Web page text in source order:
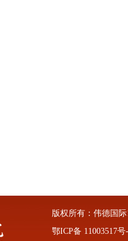
版权所有：伟德国
鄂ICP备 11003517号